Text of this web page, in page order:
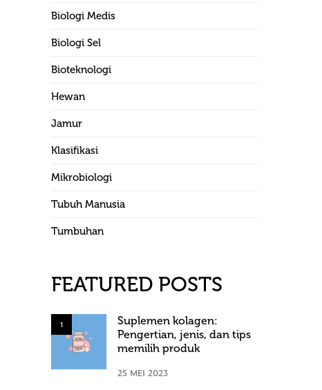
Biologi Medis
Biologi Sel
Bioteknologi
Hewan
Jamur
Klasifikasi
Mikrobiologi
Tubuh Manusia
Tumbuhan
FEATURED POSTS
1
Suplemen kolagen:
Pengertian, jenis, dan tips
memilih produk
25 MEI 2023